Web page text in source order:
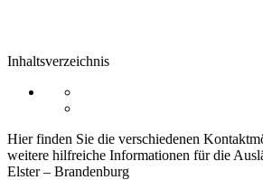
Inhaltsverzeichnis
Hier finden Sie die verschiedenen
weitere hilfreiche Informationen für die
Elster – Brandenburg